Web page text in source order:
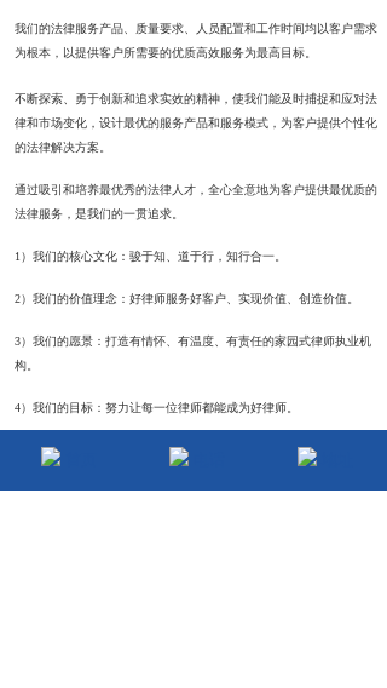
我们的法律服务产品、质量要求、人员配置和工作时间均以客户需求
为根本，以提供客户所需要的优质高效服务为最高目标。
不断探索、勇于创新和追求实效的精神，使我们能及时捕捉和应对法
律和市场变化，设计最优的服务产品和服务模式，为客户提供个性化
的法律解决方案。
通过吸引和培养最优秀的法律人才，全心全意地为客户提供最优质的
法律服务，是我们的一贯追求。
1）我们的核心文化：骏于知、道于行，知行合一。
2）我们的价值理念：好律师服务好客户、实现价值、创造价值。
3）我们的愿景：打造有情怀、有温度、有责任的家园式律师执业机
构。
4）我们的目标：努力让每一位律师都能成为好律师。